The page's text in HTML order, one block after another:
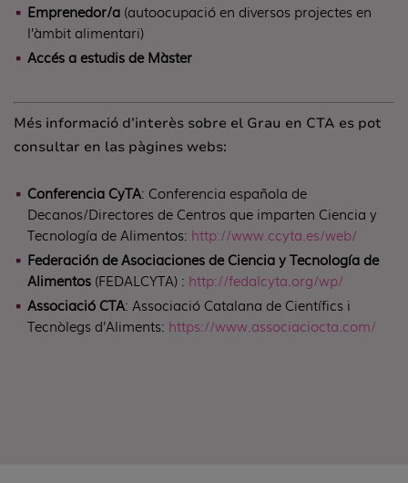
Emprenedor/a (autoocupació en diversos projectes en
l’àmbit alimentari)
Accés a estudis de Màster
Més informació d’interès sobre el Grau en CTA es pot
consultar en las pàgines webs:
Conferencia CyTA: Conferencia española de
Decanos/Directores de Centros que imparten Ciencia y
Tecnología de Alimentos: http://www.ccyta.es/web/
Federación de Asociaciones de Ciencia y Tecnología de
Alimentos (FEDALCYTA) : http://fedalcyta.org/wp/
Associació CTA: Associació Catalana de Científics i
Tecnòlegs d’Aliments: https://www.associaciocta.com/